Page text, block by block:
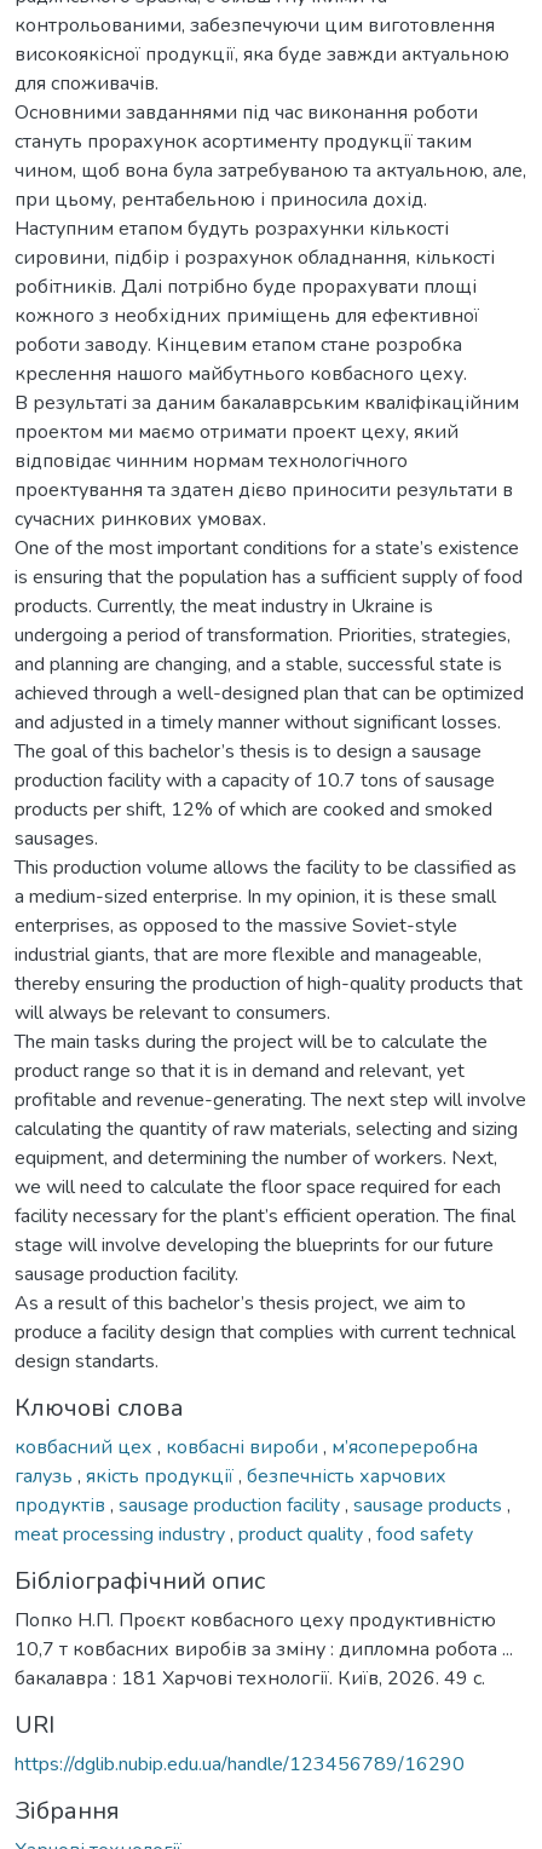
контрольованими, забезпечуючи цим виготовлення
високоякісної продукції, яка буде завжди актуальною
для споживачів.
Основними завданнями під час виконання роботи
стануть прорахунок асортименту продукції таким
чином, щоб вона була затребуваною та актуальною, але,
при цьому, рентабельною і приносила дохід.
Наступним етапом будуть розрахунки кількості
сировини, підбір і розрахунок обладнання, кількості
робітників. Далі потрібно буде прорахувати площі
кожного з необхідних приміщень для ефективної
роботи заводу. Кінцевим етапом стане розробка
креслення нашого майбутнього ковбасного цеху.
В результаті за даним бакалаврським кваліфікаційним
проектом ми маємо отримати проект цеху, який
відповідає чинним нормам технологічного
проектування та здатен дієво приносити результати в
сучасних ринкових умовах.
Оne of the most important conditions for a state’s existence
is ensuring that the population has a sufficient supply of food
products. Currently, the meat industry in Ukraine is
undergoing a period of transformation. Priorities, strategies,
and planning are changing, and a stable, successful state is
achieved through a well-designed plan that can be optimized
and adjusted in a timely manner without significant losses.
The goal of this bachelor’s thesis is to design a sausage
production facility with a capacity of 10.7 tons of sausage
products per shift, 12% of which are cooked and smoked
sausages.
This production volume allows the facility to be classified as
a medium-sized enterprise. In my opinion, it is these small
enterprises, as opposed to the massive Soviet-style
industrial giants, that are more flexible and manageable,
thereby ensuring the production of high-quality products that
will always be relevant to consumers.
The main tasks during the project will be to calculate the
product range so that it is in demand and relevant, yet
profitable and revenue-generating. The next step will involve
calculating the quantity of raw materials, selecting and sizing
equipment, and determining the number of workers. Next,
we will need to calculate the floor space required for each
facility necessary for the plant’s efficient operation. The final
stage will involve developing the blueprints for our future
sausage production facility.
As a result of this bachelor’s thesis project, we aim to
produce a facility design that complies with current technical
design standarts.
Ключові слова
ковбасний цех , ковбасні вироби , м’ясопереробна
галузь , якість продукції, безпечність харчових
продуктів , sausage production facility, sausage products ,
meat processing industry, product quality, food safety
Бібліографічний опис
Попко Н.П. Проєкт ковбасного цеху продуктивністю
10,7 т ковбасних виробів за зміну : дипломна робота ...
бакалавра : 181 Харчові технології. Київ, 2026. 49 с.
URI
https://dglib.nubip.edu.ua/handle/123456789/16290
Зібрання